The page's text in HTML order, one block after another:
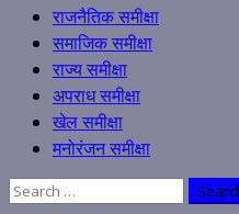
Primary
Menu
राजनैतिक समीक्षा
समाजिक समीक्षा
राज्य समीक्षा
अपराध समीक्षा
खेल समीक्षा
मनोरंजन समीक्षा
Search